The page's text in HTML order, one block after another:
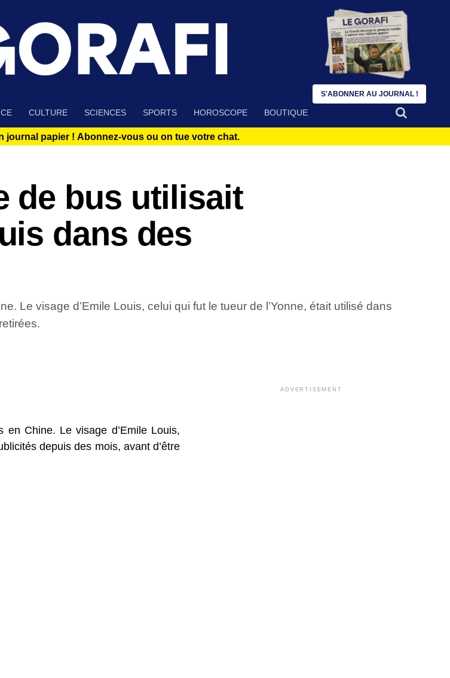
CULTURE SCIENCES SPORTS HOROSCOPE BOUTIQUE
journal papier ! Abonnez-vous ou on tue votre chat.
de bus utilisait
dans des
Le visage d’Emile Louis, celui qui fut le tueur de l’Yonne, était utilisé dans
en Chine. Le visage d’Emile Louis,
depuis des mois, avant d’être
ADVERTISEMENT
S'ABONNER AU JOURNAL !